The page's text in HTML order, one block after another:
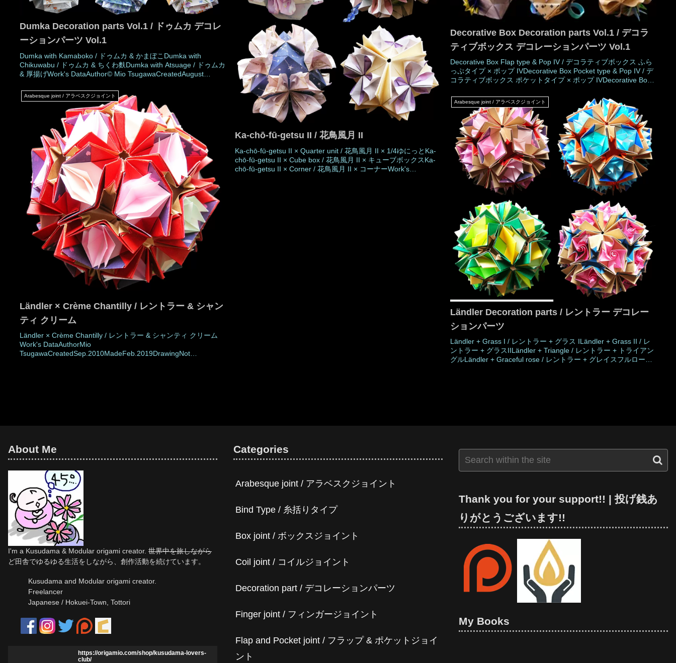
Dumka Decoration parts Vol.1 / ドゥムカ デコレ
ーションパーツ Vol.1
Dumka with Kamaboko / ドゥムカ & かまぼこDumka with
Chikuwabu / ドゥムカ & ちくわ麩Dumka with Atsuage / ドゥムカ
& 厚揚げWork's DataAuthor© Mio TsugawaCreatedAugust
partsBody: 30 piecesDecoration part: 30 piecesPaper
Decorative Box Decoration parts Vol.1 / デコラ
ティブボックス デコレーションパーツ Vol.1
Decorative Box Flap type & Pop IV / デコラティブボックス ふら
っぷタイプ × ポップ IVDecorative Box Pocket type & Pop IV / デ
コラティブボックス ポケットタイプ × ポップ IVDecorative Box
トタイプ × タキアザミDecorative Box Pocket type & Senecio m
Ka-chō-fū-getsu II / 花鳥風月 II
Ka-chō-fū-getsu II × Quarter unit / 花鳥風月 II × 1/4ゆにっとKa-
chō-fū-getsu II × Cube box / 花鳥風月 II × キューブボックスKa-
chō-fū-getsu II × Corner / 花鳥風月 II × コーナーWork's
Arabesque joint / アラベスクジョイント
Ländler × Crème Chantilly / レントラー & シャン
ティ クリーム
Ländler × Crème Chantilly / レントラー & シャンティ クリーム
Work's DataAuthorMio
TsugawaCreatedSep.2010MadeFeb.2019DrawingNot
Arabesque joint / アラベスクジョイント
Ländler Decoration parts / レントラー デコレー
ションパーツ
Ländler + Grass I / レントラー + グラス ILändler + Grass II / レ
ントラー + グラスIILändler + Triangle / レントラー + トライアン
グルLändler + Graceful rose / レントラー + グレイスフルローズ
About Me
I'm a Kusudama & Modular origami creator. 世界中を旅しながら
ど田舎でゆるゆる生活をしながら、創作活動を続けています。
Kusudama and Modular origami creator.
Freelancer
Japanese / Hokuei-Town, Tottori
https://origamio.com/shop/kusudama-lovers-
club/
Categories
Arabesque joint / アラベスクジョイント
Bind Type / 糸括りタイプ
Box joint / ボックスジョイント
Coil joint / コイルジョイント
Decoration part / デコレーションパーツ
Finger joint / フィンガージョイント
Flap and Pocket joint / フラップ & ポケットジョイ
ント
Thank you for your support!! | 投げ銭あ
りがとうございます!!
My Books